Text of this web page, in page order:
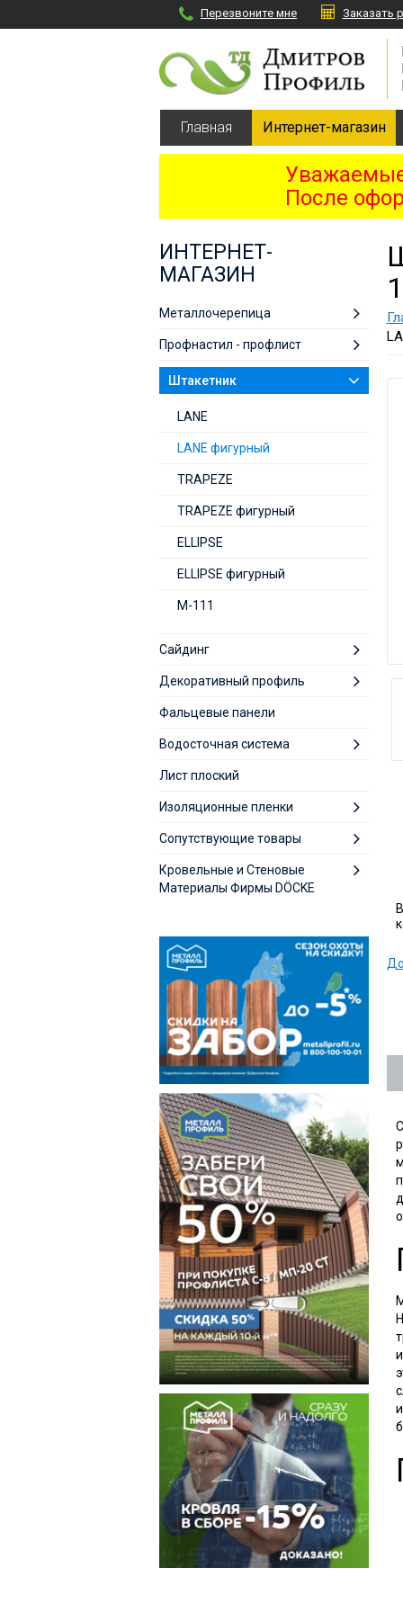
Перезвоните мне Заказать
Главная Интернет-магазин
После
ИНТЕРНЕТ-
МАГАЗИН
Металлочерепица
Профнастил - профлист
Штакетник
LАNE
LАNE фигурный
TRAPEZE
TRAPEZE фигурный
ELLIPSE
ELLIPSE фигурный
М-111
Сайдинг
Декоративный профиль
Фальцевые панели
Водосточная система
Лист плоский
Изоляционные пленки
Сопутствующие товары
Кровельные и Стеновые
Материалы Фирмы DÖCKE